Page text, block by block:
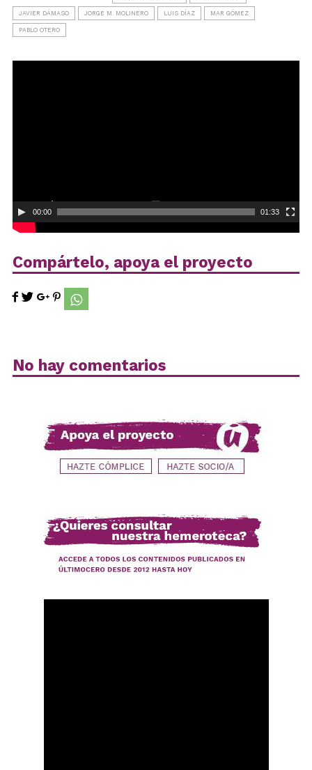
JAVIER DÁMASO JORGE M. MOLINERO LUIS DÍAZ MAR GÓMEZ
PABLO OTERO
00:00 01:33
Compártelo, apoya el proyecto
No hay comentarios